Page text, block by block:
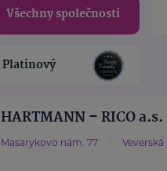
Všechny společnosti
Platinový
HARTMANN – RICO a.s.
Masarykovo nám. 77 Veverská